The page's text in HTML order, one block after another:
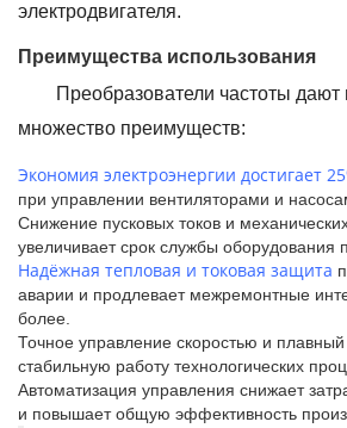
электродвигателя.
Преимущества использования
Преобразователи частоты дают
множество преимуществ:
Экономия электроэнергии достигает
при управлении вентиляторами и
Снижение пусковых токов и
увеличивает срок службы оборудования
Надёжная тепловая и токовая защита
аварии и продлевает межремонтные
более.
Точное управление скоростью и
стабильную работу технологических
Автоматизация управления снижает
и повышает общую эффективность